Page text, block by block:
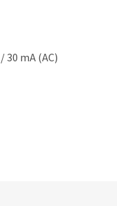
30 mA (AC)